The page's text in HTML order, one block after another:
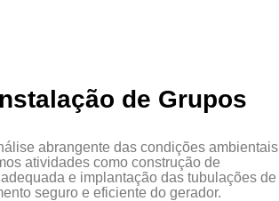
de Grupos
abrangente das condições ambientais
atividades como construção de
e implantação das tubulações de
seguro e eficiente do gerador.